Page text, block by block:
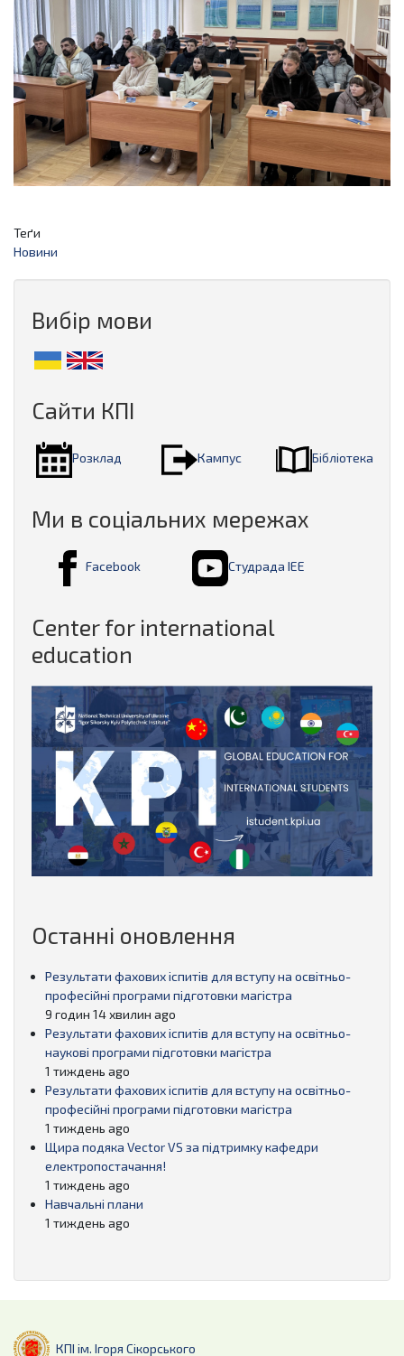
Теґи
Новини
Вибір мови
Сайти КПІ
Розклад Кампус Бібліотека
Ми в соціальних мережах
Facebook Студрада ІЕЕ
Center for international
education
Останні оновлення
Результати фахових іспитів для вступу на освітньо-
професійні програми підготовки магістра
9 годин 14 хвилин ago
Результати фахових іспитів для вступу на освітньо-
наукові програми підготовки магістра
1 тиждень ago
Результати фахових іспитів для вступу на освітньо-
професійні програми підготовки магістра
1 тиждень ago
Щира подяка Vector VS за підтримку кафедри
електропостачання!
1 тиждень ago
Навчальні плани
1 тиждень ago
КПІ ім. Ігоря Сікорського